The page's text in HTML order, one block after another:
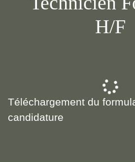
H/F
Téléchargement du
candidature